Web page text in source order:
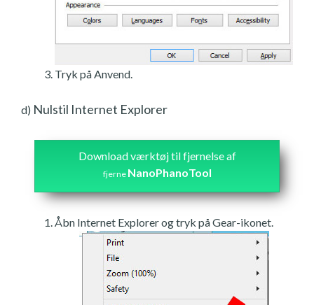
Tryk på Anvend.
d) Nulstil Internet Explorer
Download værktøj til fjernelse af
fjerne NanoPhanoTool
Åbn Internet Explorer og tryk på Gear-ikonet.